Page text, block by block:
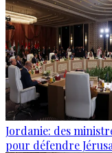
Jordanie: des
pour défendre